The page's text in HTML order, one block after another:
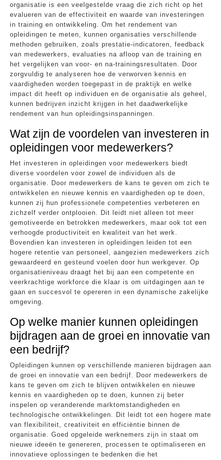
organisatie is een veelgestelde vraag die zich richt op het
evalueren van de effectiviteit en waarde van investeringen
in training en ontwikkeling. Om het rendement van
opleidingen te meten, kunnen organisaties verschillende
methoden gebruiken, zoals prestatie-indicatoren, feedback
van medewerkers, evaluaties na afloop van de training en
het vergelijken van voor- en na-trainingsresultaten. Door
zorgvuldig te analyseren hoe de verworven kennis en
vaardigheden worden toegepast in de praktijk en welke
impact dit heeft op individuen en de organisatie als geheel,
kunnen bedrijven inzicht krijgen in het daadwerkelijke
rendement van hun opleidingsinspanningen.
Wat zijn de voordelen van investeren in
opleidingen voor medewerkers?
Het investeren in opleidingen voor medewerkers biedt
diverse voordelen voor zowel de individuen als de
organisatie. Door medewerkers de kans te geven om zich te
ontwikkelen en nieuwe kennis en vaardigheden op te doen,
kunnen zij hun professionele competenties verbeteren en
zichzelf verder ontplooien. Dit leidt niet alleen tot meer
gemotiveerde en betrokken medewerkers, maar ook tot een
verhoogde productiviteit en kwaliteit van het werk.
Bovendien kan investeren in opleidingen leiden tot een
hogere retentie van personeel, aangezien medewerkers zich
gewaardeerd en gesteund voelen door hun werkgever. Op
organisatieniveau draagt het bij aan een competente en
veerkrachtige workforce die klaar is om uitdagingen aan te
gaan en succesvol te opereren in een dynamische zakelijke
omgeving.
Op welke manier kunnen opleidingen
bijdragen aan de groei en innovatie van
een bedrijf?
Opleidingen kunnen op verschillende manieren bijdragen aan
de groei en innovatie van een bedrijf. Door medewerkers de
kans te geven om zich te blijven ontwikkelen en nieuwe
kennis en vaardigheden op te doen, kunnen zij beter
inspelen op veranderende marktomstandigheden en
technologische ontwikkelingen. Dit leidt tot een hogere mate
van flexibiliteit, creativiteit en efficiëntie binnen de
organisatie. Goed opgeleide werknemers zijn in staat om
nieuwe ideeën te genereren, processen te optimaliseren en
innovatieve oplossingen te bedenken die het